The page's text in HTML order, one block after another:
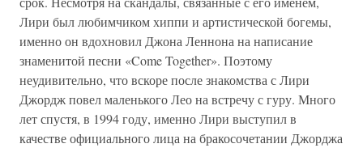
Лири был любимчиком хиппи и артистической богемы,
именно он вдохновил Джона Леннона на написание
знаменитой песни «Come Together». Поэтому
неудивительно, что вскоре после знакомства с Лири
Джордж повел маленького Лео на встречу с гуру. Много
лет спустя, в 1994 году, именно Лири выступил в
качестве официального лица на бракосочетании Джорджа